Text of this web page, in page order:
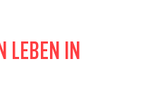
LEBEN IN